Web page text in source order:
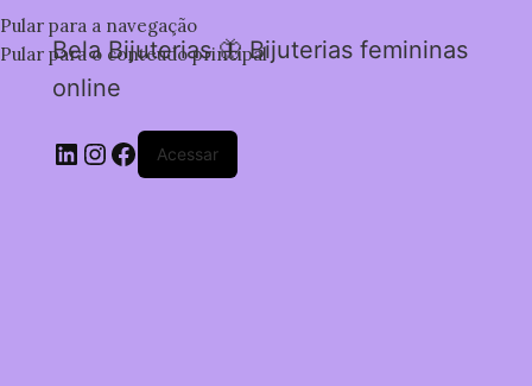
Pular para a navegação
Pular para o conteúdo principal
Bela Bijuterias 🦋 Bijuterias femininas
online
Acessar